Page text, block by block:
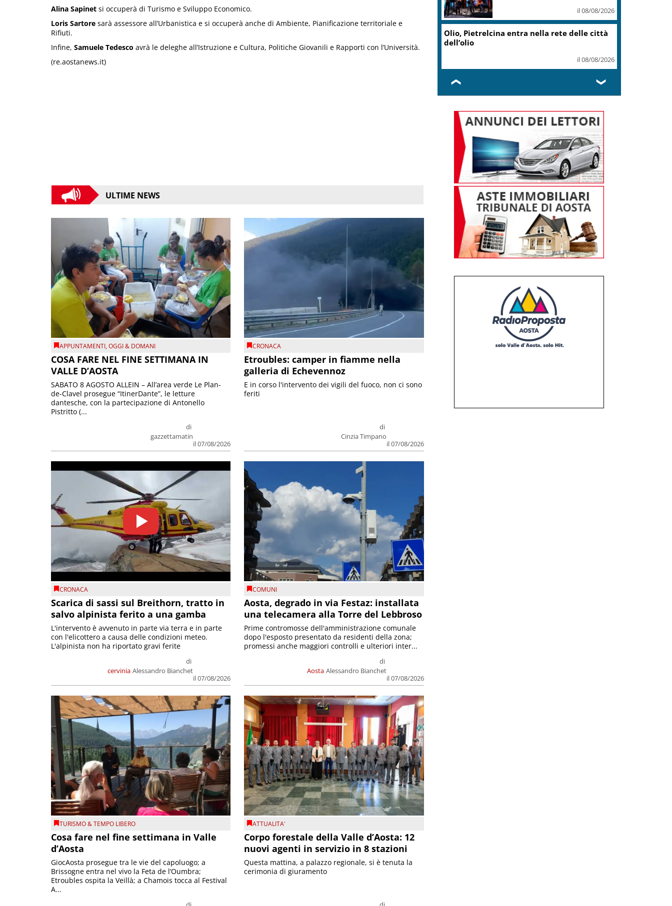
Alina Sapinet si occuperà di Turismo e Sviluppo Economico.
Loris Sartore sarà assessore all’Urbanistica e si occuperà anche di Ambiente, Pianificazione territoriale e
Rifiuti.
Infine, Samuele Tedesco avrà le deleghe all’Istruzione e Cultura, Politiche Giovanili e Rapporti con l’Università.
(re.aostanews.it)
ULTIME NEWS
APPUNTAMENTI,OGGI & DOMANI
COSA FARE NEL FINE SETTIMANA IN
VALLE D’AOSTA
di
gazzettamatin
il 07/08/2026
SABATO 8 AGOSTO ALLEIN – All’area verde Le Plan-
de-Clavel prosegue “ItinerDante”, le letture
dantesche, con la partecipazione di Antonello
Pistritto (...
CRONACA
Etroubles: camper in fiamme nella
galleria di Echevennoz
di
Cinzia Timpano
il 07/08/2026
E in corso l'intervento dei vigili del fuoco, non ci sono
feriti
CRONACA
Scarica di sassi sul Breithorn, tratto in
salvo alpinista ferito a una gamba
cervinia
di
Alessandro Bianchet
il 07/08/2026
L'intervento è avvenuto in parte via terra e in parte
con l'elicottero a causa delle condizioni meteo.
L'alpinista non ha riportato gravi ferite
COMUNI
Aosta, degrado in via Festaz: installata
una telecamera alla Torre del Lebbroso
Aosta
di
Alessandro Bianchet
il 07/08/2026
Prime contromosse dell'amministrazione comunale
dopo l'esposto presentato da residenti della zona;
promessi anche maggiori controlli e ulteriori inter...
TURISMO & TEMPO LIBERO
Cosa fare nel fine settimana in Valle
d’Aosta
GiocAosta prosegue tra le vie del capoluogo; a
Brissogne entra nel vivo la Feta de l’Oumbra;
Etroubles ospita la Veillà; a Chamois tocca al Festival
A...
ATTUALITA'
Corpo forestale della Valle d’Aosta: 12
nuovi agenti in servizio in 8 stazioni
Questa mattina, a palazzo regionale, si è tenuta la
cerimonia di giuramento
il 07/08/2026
il 07/08/2026